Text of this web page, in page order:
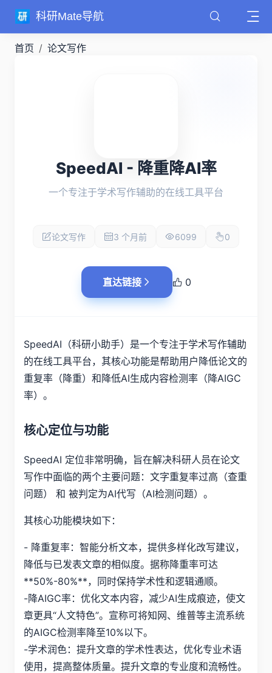
科研Mate导航
首页 论文写作
SpeedAI - 降重降AI率
一个专注于学术写作辅助的在线工具平台
论文写作 3 个月前 6099 0
直达链接 0
SpeedAI（科研小助手）是一个专注于学术写作辅助
的在线工具平台，其核心功能是帮助用户降低论文的
重复率（降重）和降低AI生成内容检测率（降AIGC
率）。
核心定位与功能
SpeedAI 定位非常明确，旨在解决科研人员在论文
写作中面临的两个主要问题：文字重复率过高（查重
问题） 和 被判定为AI代写（AI检测问题）。
其核心功能模块如下：
- 降重复率：智能分析文本，提供多样化改写建议，
降低与已发表文章的相似度。据称降重率可达
**50%-80%**，同时保持学术性和逻辑通顺。
-降AIGC率：优化文本内容，减少AI生成痕迹，使文
章更具“人文特色”。宣称可将知网、维普等主流系统
的AIGC检测率降至10%以下。
-学术润色：提升文章的学术性表达，优化专业术语
使用，提高整体质量。提升文章的专业度和流畅性。